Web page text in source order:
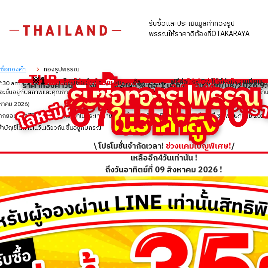
รับซื้อและประเมินมูลค่าทองรูป
พรรณให้ราคาดีต้องที่OTAKARAYA
อทองคำ ทองรูปพรรณ
โลหะมีค่าจากร้านอื่น เราก็รับซื้อ
รับซื้อทองรปพรรณ
ในราคาสง
รับซื้อทองรปพรรณ
ในราคาสง
ราคาทองคำวันนี้ ทองคำแท่ง 96.5% ต่อ 1 บาท(ณ วันที่ 06/08/2026
67,100.00
67,100.00
THB
※1
เทียบกับเมื่อวาน+THB2,800.00
ไม่มีขีดจำกัดวงเงิน
รับเงินสดได้ทันทีในวันเดียวกัน※4 ฟรีค่าประเมิน ไม่มีค่าธรรมเนียม
ไม่เสียค่าใช้จ่ายใดๆ
am ราคารับซื้อกลางนี้อ้างอิงข้อมูลจากสำนักงานใหญ่ในประเทศญี่ปุ่น ซึ่งอาจมีความแตกต่างจากราคา
จะขึ้นอยู่กับสภาพและคุณภาพของสินค้าเป็นสำคัญ สามารถสอบถามรายละเอียดเพิ่มเติมได้ที่ LINE ของทางร้า
คม 2026)
อดการรีวิวของลูกค้าที่สาขาในประเทศไทยได้รับตั้งแต่วันที่ 16 มิถุนายน 2025 ถึงวันที่ 30 พฤษภาคม 2026
าบัญชีได้ภายในวันเดียวกัน ขึ้นอยู่กับกรณี
\ โปรโมชั่นจำกัดเวลา! ช่วงแคมเปญพิเศษ!/
เหลืออีก4วันเท่านั้น !
ถึงวันอาทิตย์ที่ 09 สิงหาคม 2026 !